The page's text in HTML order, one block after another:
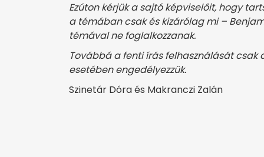
Ezúton kérjük a sajtó képviselőit, hogy
a témában csak és kizárólag mi –
témával ne foglalkozzanak.
Továbbá a fenti írás felhasználását
esetében engedélyezzük.
Szinetár Dóra és Makranczi Zalán